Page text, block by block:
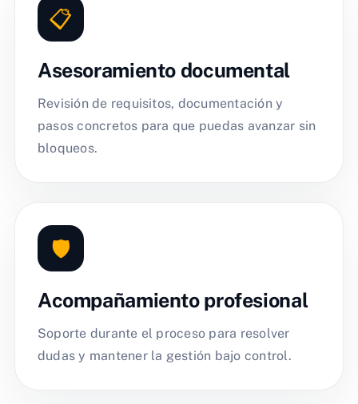
📋
Asesoramiento documental
Revisión de requisitos, documentación y
pasos concretos para que puedas avanzar sin
bloqueos.
🛡️
Acompañamiento profesional
Soporte durante el proceso para resolver
dudas y mantener la gestión bajo control.